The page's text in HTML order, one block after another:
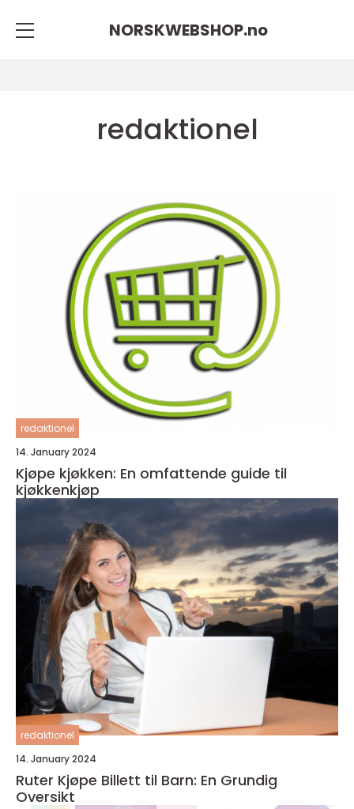
NORSKWEBSHOP.no
redaktionel
redaktionel
14. January 2024
Kjøpe kjøkken: En omfattende guide til
kjøkkenkjøp
redaktionel
14. January 2024
Ruter Kjøpe Billett til Barn: En Grundig
Oversikt